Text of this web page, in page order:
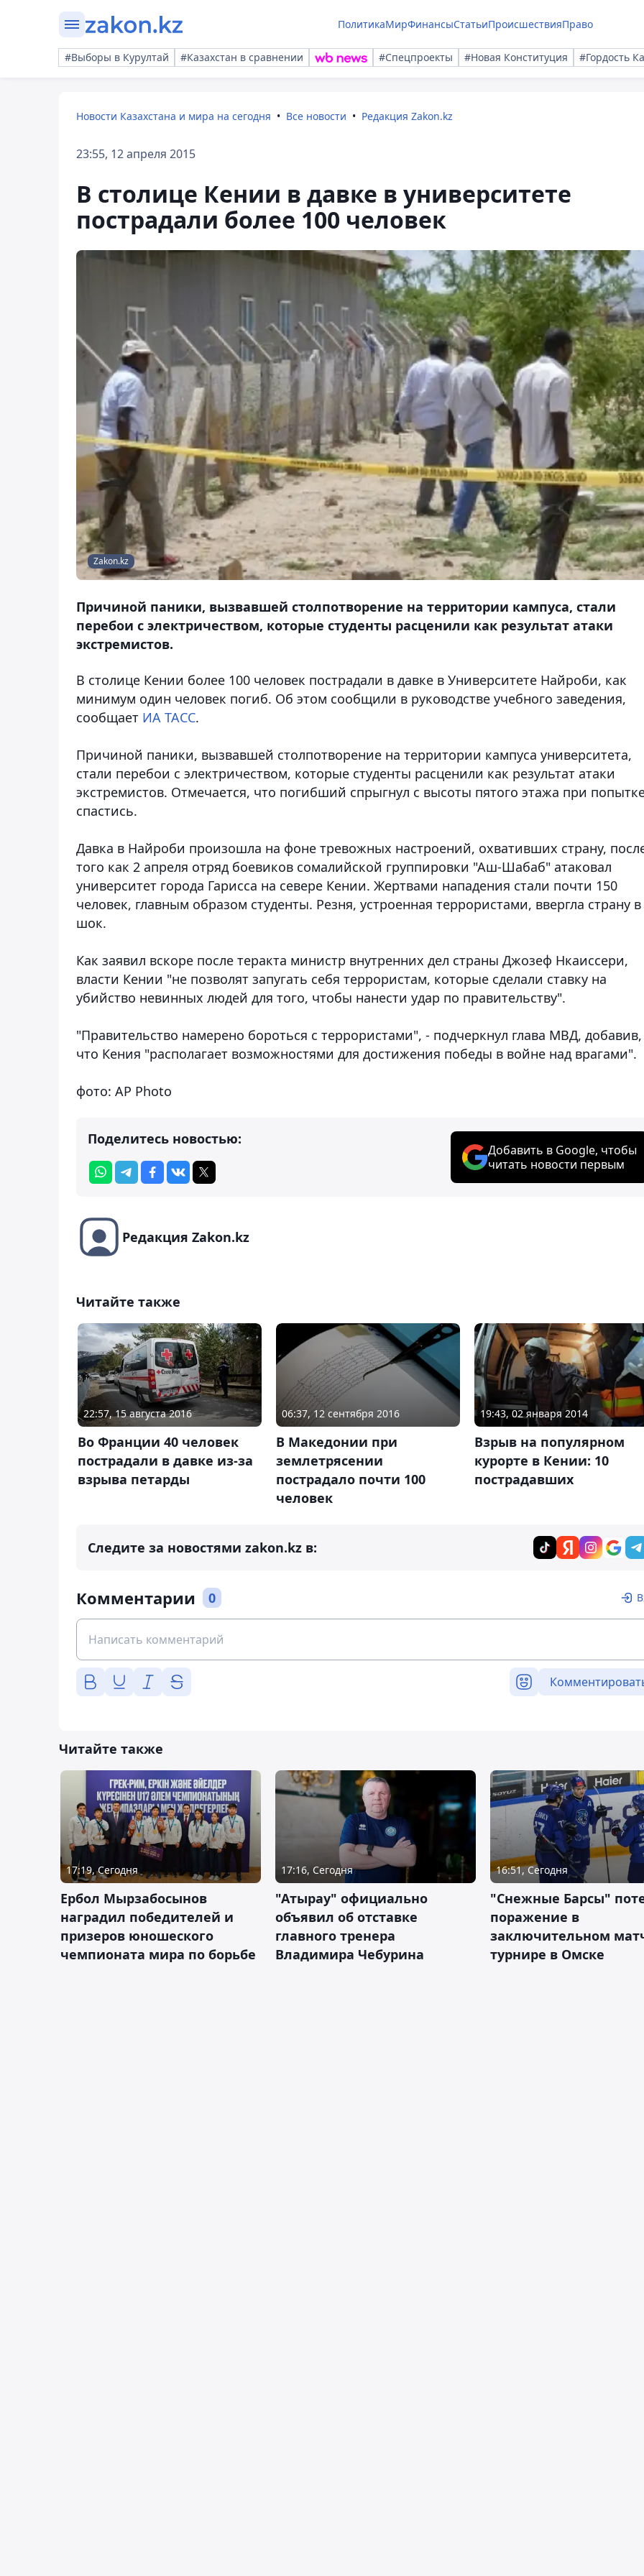
ПолитикаМирФинансыСтатьиПроисшествияПраво
#Выборы в Курултай #Казахстан в сравнении #Спецпроекты #Новая Конституция #Гордость
Новости Казахстана и мира на сегодня Все новости Редакция Zakon.kz
23:55, 12 апреля 2015
В столице Кении в давке в университете
пострадали более 100 человек
Zakon.kz
Причиной паники, вызвавшей столпотворение на территории кампуса, стали
перебои с электричеством, которые студенты расценили как результат атаки
экстремистов.
В столице Кении более 100 человек пострадали в давке в Университете Найроби, как
минимум один человек погиб. Об этом сообщили в руководстве учебного заведения,
сообщает ИА ТАСС.
Причиной паники, вызвавшей столпотворение на территории кампуса университета,
стали перебои с электричеством, которые студенты расценили как результат атаки
экстремистов. Отмечается, что погибший спрыгнул с высоты пятого этажа при
спастись.
Давка в Найроби произошла на фоне тревожных настроений, охвативших страну,
того как 2 апреля отряд боевиков сомалийской группировки "Аш-Шабаб" атаковал
университет города Гарисса на севере Кении. Жертвами нападения стали почти 150
человек, главным образом студенты. Резня, устроенная террористами, ввергла страну в
шок.
Как заявил вскоре после теракта министр внутренних дел страны Джозеф Нкаиссери,
власти Кении "не позволят запугать себя террористам, которые сделали ставку на
убийство невинных людей для того, чтобы нанести удар по правительству".
"Правительство намерено бороться с террористами", - подчеркнул глава МВД, добавив,
что Кения "располагает возможностями для достижения победы в войне над врагами".
фото: AP Photo
Поделитесь новостью:
Добавить в Google, чтобы
читать новости первым
Редакция Zakon.kz
Читайте также
22:57, 15 августа 2016
Во Франции 40 человек
пострадали в давке из-за
взрыва петарды
06:37, 12 сентября 2016
В Македонии при
землетрясении
пострадало почти 100
человек
19:43, 02 января 2014
Взрыв на популярном
курорте в Кении: 10
пострадавших
Следите за новостями zakon.kz в:
Комментарии 0
Читайте также
17:19, Сегодня
Ербол Мырзабосынов
наградил победителей и
призеров юношеского
чемпионата мира по борьбе
17:16, Сегодня
"Атырау" официально
объявил об отставке
главного тренера
Владимира Чебурина
16:51, Сегодня
"Снежные Барсы"
поражение в
заключительном
турнире в Омске